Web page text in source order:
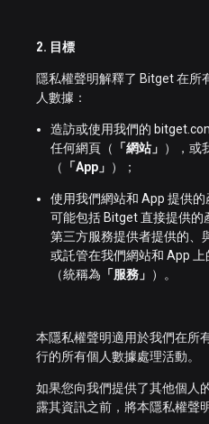
2. 目標
隱私權聲明解釋了 Bitget 在所
人數據：
造訪或使用我們的
任何網頁（
「網站」 ），或
（
「App」 ）；
使用我們網站和 App 提供
可能包括 Bitget 直接提供的
第三方服務提供者提供的、
或託管在我們網站和 App
（統稱為 「服務」 ）。
本隱私權聲明適用於我們在所
行的所有個人數據處理活動。
如果您向我們提供了其他個人
露其資訊之前，將本隱私權聲